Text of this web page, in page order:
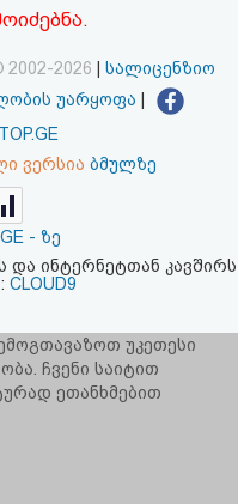
2002-2026
სალიცენზიო
უარყოფა
ვერსია ბმულზე
- ზე
და ინტერნეტთან კავშირს
CLOUD9
უკეთესი
ჩვენი საიტით
ეთანხმებით